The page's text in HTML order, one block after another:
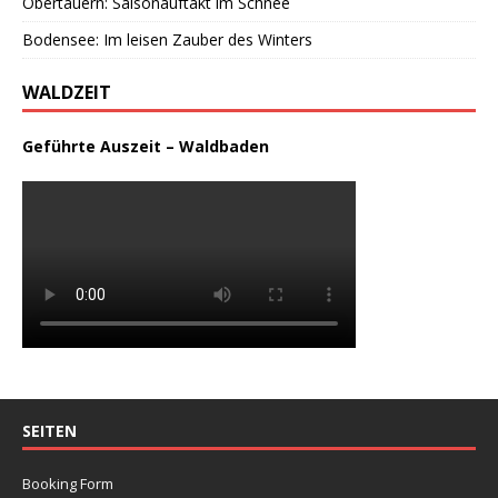
Bodensee: Im leisen Zauber des Winters
WALDZEIT
Geführte Auszeit – Waldbaden
SEITEN
Booking Form